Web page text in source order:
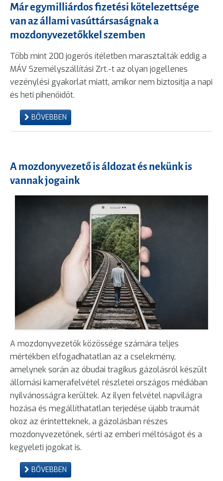
Már egymilliárdos fizetési kötelezettsége
van az állami vasúttársaságnak a
mozdonyvezetőkkel szemben
Több mint 200 jogerős ítéletben marasztalták eddig a
MÁV Személyszállítási Zrt.-t az olyan jogellenes
vezénylési gyakorlat miatt, amikor nem biztosítja a napi
és heti pihenőidőt.
BŐVEBBEN
A mozdonyvezető is áldozat és nekünk is
vannak jogaink
A mozdonyvezetők közössége számára teljes
mértékben elfogadhatatlan az a cselekmény,
amelynek során az óbudai tragikus gázolásról készült
állomási kamerafelvétel részletei országos médiában
nyilvánosságra kerültek. Az ilyen felvétel napvilágra
hozása és megállíthatatlan terjedése újabb traumát
okoz az érintetteknek, a gázolásban részes
mozdonyvezetőnek, sérti az emberi méltóságot és a
kegyeleti jogokat is.
BŐVEBBEN